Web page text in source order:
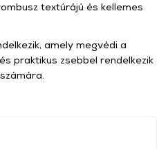
textúrájú és kellemes
amely megvédi a
praktikus zsebbel rendelkezik